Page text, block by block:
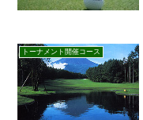
トーナメント開催コース